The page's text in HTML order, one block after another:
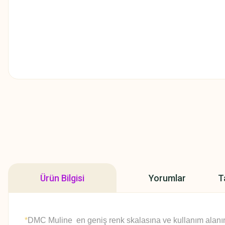
Ürün Bilgisi Yorumlar
*DMC Muline en geniş renk skalasına ve kullanım